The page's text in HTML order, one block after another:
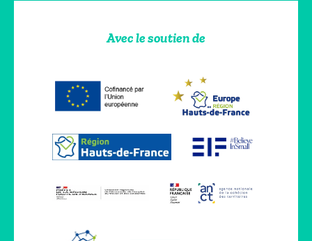
Avec le soutien de